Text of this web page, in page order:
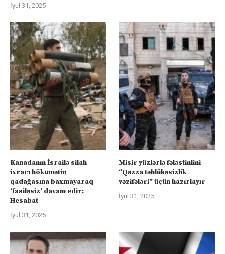
İyul 31, 2025
Kanadanın İsrailə silah
ixracı hökumətin
qadağasına baxmayaraq
‘fasiləsiz’ davam edir:
Hesabat
İyul 31, 2025
Misir yüzlərlə fələstinlini
“Qəzza təhlükəsizlik
vəzifələri” üçün hazırlayır
İyul 31, 2025